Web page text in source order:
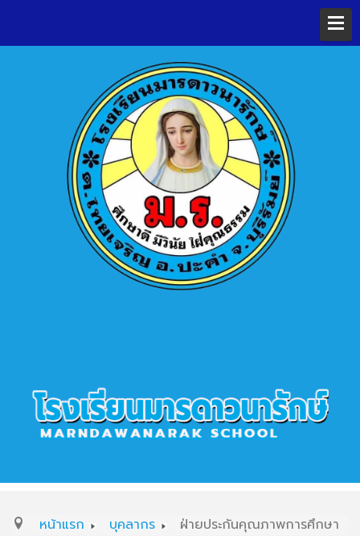
หน้าแรก บุคลากร ฝ่ายประกันคุณภาพการศึกษา